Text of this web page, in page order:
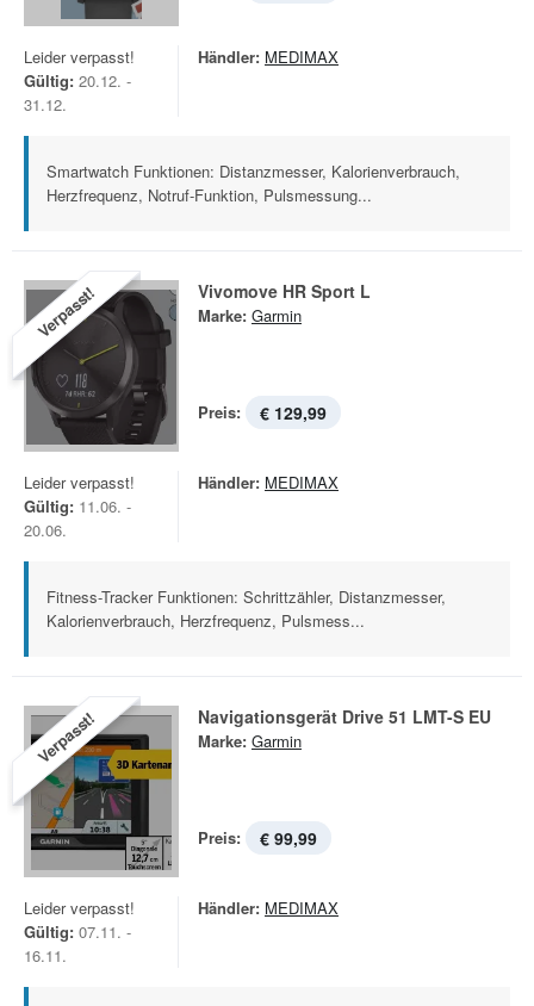
Leider verpasst!
Gültig: 20.12. -
31.12.
Händler: MEDIMAX
Smartwatch Funktionen: Distanzmesser, Kalorienverbrauch,
Herzfrequenz, Notruf-Funktion, Pulsmessung...
Verpasst! Vivomove HR Sport L
Marke: Garmin
Preis: € 129,99
Leider verpasst!
Gültig: 11.06. -
20.06.
Händler: MEDIMAX
Fitness-Tracker Funktionen: Schrittzähler, Distanzmesser,
Kalorienverbrauch, Herzfrequenz, Pulsmess...
Verpasst! Navigationsgerät Drive 51 LMT-S EU
Marke: Garmin
Preis: € 99,99
Leider verpasst!
Gültig: 07.11. -
16.11.
Händler: MEDIMAX